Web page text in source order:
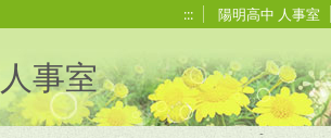
::: 陽明高中 人事室
事室